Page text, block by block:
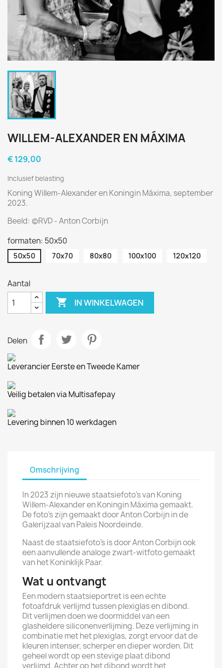
WILLEM-ALEXANDER EN MÁXIMA
€ 129,00
Inclusief belasting
Koning Willem-Alexander en Koningin Máxima, september
2023.
Beeld: ©RVD - Anton Corbijn
formaten: 50x50
50x50 70x70 80x80 100x100 120x120
Aantal
 IN WINKELWAGEN
Delen
Leverancier Eerste en Tweede Kamer
Veilig betalen via Multisafepay
Levering binnen 10 werkdagen
Omschrijving
In 2023 zijn nieuwe staatsiefoto’s van Koning
Willem-Alexander en Koningin Máxima gemaakt.
De foto’s zijn gemaakt door Anton Corbijn in de
Galerijzaal van Paleis Noordeinde.
Naast de staatsiefoto’s is door Anton Corbijn ook
een aanvullende analoge zwart-witfoto gemaakt
van het Koninklijk Paar.
Wat u ontvangt
Een modern staatsieportret is een echte
fotoafdruk verlijmd tussen plexiglas en dibond.
Dit verlijmen doen we doormiddel van een
glasheldere siliconenverlijming. Deze verlijming in
combinatie met het plexiglas, zorgt ervoor dat de
kleuren intenser, scherper en dieper worden. Dit
geheel wordt op een stevige plaat dibond
verlijmd. Achter op het dibond wordt het